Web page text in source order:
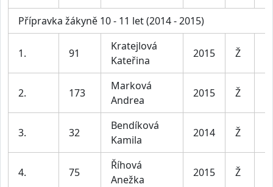
Přípravka žákyně 10 - 11 let (2014 - 2015)
1. 91
Kratejlová
Kateřina
2015 Ž
2. 173
Marková
Andrea
2015 Ž
3. 32
Bendíková
Kamila
2014 Ž
4. 75
Říhová
Anežka
2015 Ž